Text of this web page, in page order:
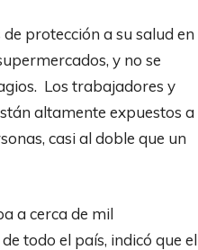
protección a su salud en
y no se
Los trabajadores y
altamente expuestos a
casi al doble que un
a cerca de mil
todo el país, indicó que el